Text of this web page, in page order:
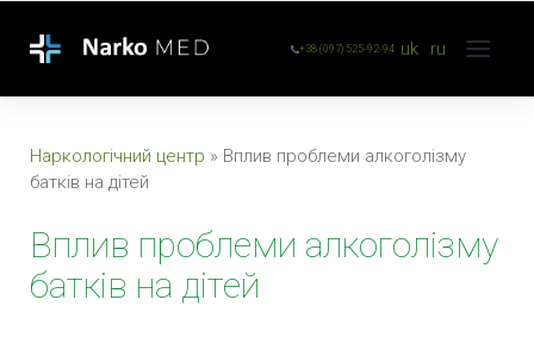
+38 (097) 525-92-94 uk ru
Наркологічний центр » Вплив проблеми алкоголізму
батків на дітей
Вплив проблеми алкоголізму
батків на дітей